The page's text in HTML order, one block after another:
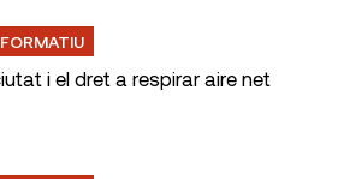
i el dret a respirar aire net